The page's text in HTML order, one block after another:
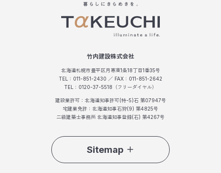
竹内建設株式会社
北海道札幌市豊平区月寒東1条18丁目1番35号
TEL：011-851-2430 ／ FAX：011-851-2642
TEL：0120-37-5518（フリーダイヤル）
建設業許可：北海道知事許可(特-5)石 第07947号
宅建業免許：北海道知事石狩(9) 第4825号
二級建築士事務所 北海道知事登録(石) 第4267号
Sitemap